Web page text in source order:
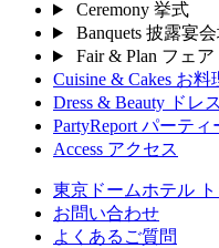
Ceremony 挙式
Banquets 披露宴
Fair & Plan フェア
Cuisine & Cakes お料
Dress & Beauty ドレ
PartyReport パーティ
Access アクセス
東京ドームホテル
お問い合わせ
よくあるご質問